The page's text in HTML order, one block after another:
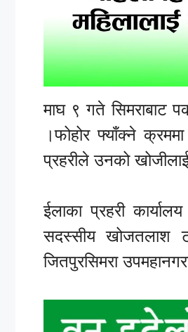
माघ ९ गते सिमराबाट
।फोहोर फ्याँक्ने
प्रहरीले उनको
ईलाका प्रहरी
सदस्सीय खोजतलाश
जितपुरसिमरा